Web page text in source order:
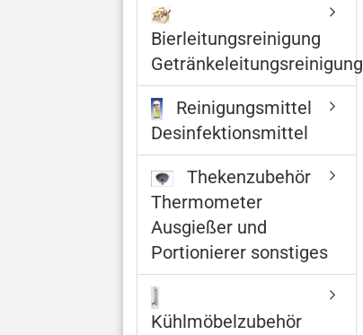
Bierleitungsreinigung
Getränkeleitungsreinigung
Reinigungsmittel
Desinfektionsmittel
Thekenzubehör
Thermometer
Ausgießer und
Portionierer sonstiges
Kühlmöbelzubehör